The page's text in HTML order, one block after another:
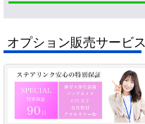
オプション販売サービス